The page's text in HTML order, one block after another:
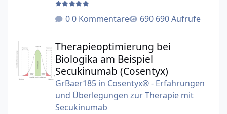
0 Kommentare
690 Aufrufe
Therapieoptimierung bei Biologika am Beispiel
Therapieoptimierung bei
Biologika am Beispiel
Secukinumab (Cosentyx)
GrBaer185in Cosentyx® - Erfahrungen
und Überlegungen zur Therapie mit
Secukinumab